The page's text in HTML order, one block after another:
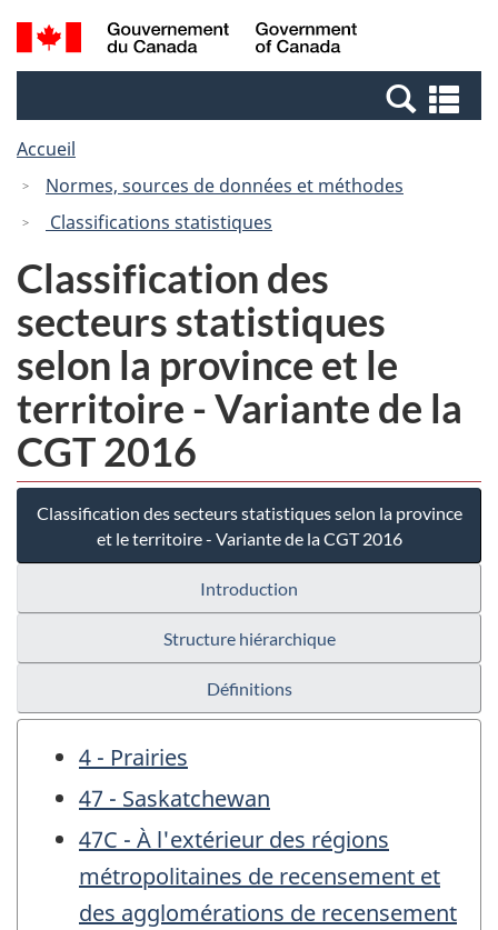
Passer
au
Passer
à
Canada
Recherche
et
et
Accueil
Normes, sources de données et méthodes
Classifications statistiques
Classification des
secteurs statistiques
selon la province et le
territoire - Variante de la
CGT 2016
Classification des secteurs statistiques selon la province
et le territoire - Variante de la CGT 2016
Introduction
Structure hiérarchique
Définitions
4 - Prairies
47 - Saskatchewan
47C - À l'extérieur des régions
métropolitaines de recensement et
des agglomérations de recensement